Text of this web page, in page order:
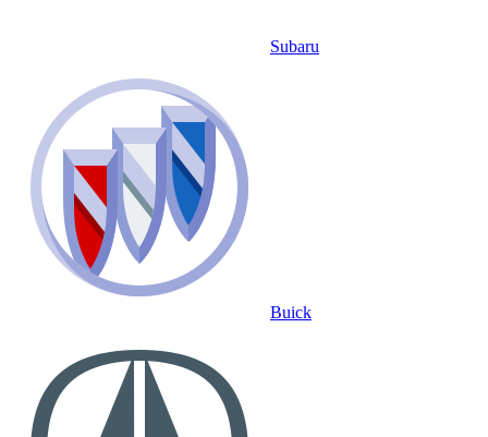
Subaru
Buick